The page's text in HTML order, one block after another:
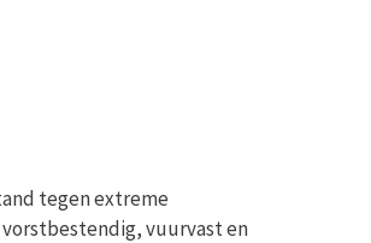
tegen extreme
vuurvast en